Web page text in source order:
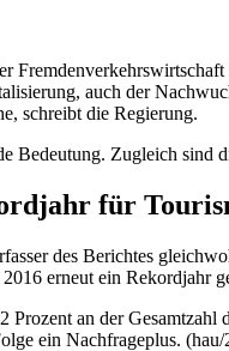
auch der
schreibt die Regierung.
Bedeutung. Zugleich
für
des Berichtes
erneut ein Rekordjahr
Prozent an der
ein Nachfrageplus.